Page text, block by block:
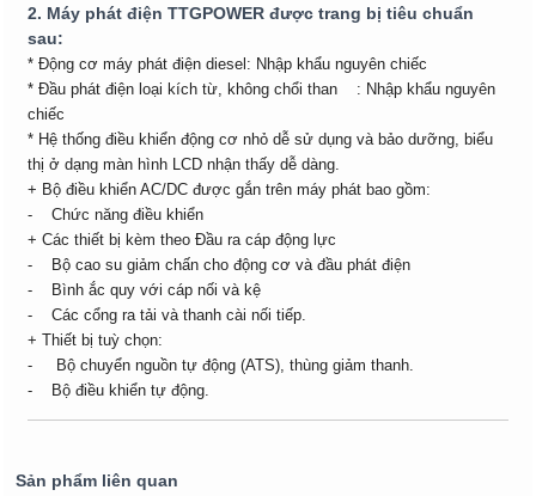
2. Máy phát điện TTGPOWER được trang bị tiêu chuẩn
sau:
* Động cơ máy phát điện diesel: Nhập khẩu nguyên chiếc
* Đầu phát điện loại kích từ, không chổi than : Nhập khẩu nguyên
chiếc
* Hệ thống điều khiển động cơ nhỏ dễ sử dụng và bảo dưỡng, biểu
thị ở dạng màn hình LCD nhận thấy dễ dàng.
+ Bộ điều khiển AC/DC được gắn trên máy phát bao gồm:
- Chức năng điều khiển
+ Các thiết bị kèm theo Đầu ra cáp động lực
- Bộ cao su giảm chấn cho động cơ và đầu phát điện
- Bình ắc quy với cáp nối và kệ
- Các cổng ra tải và thanh cài nối tiếp.
+ Thiết bị tuỳ chọn:
- Bộ chuyển nguồn tự động (ATS), thùng giảm thanh.
- Bộ điều khiển tự động.
Sản phẩm liên quan